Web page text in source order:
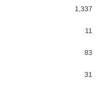
1,337
11
83
31